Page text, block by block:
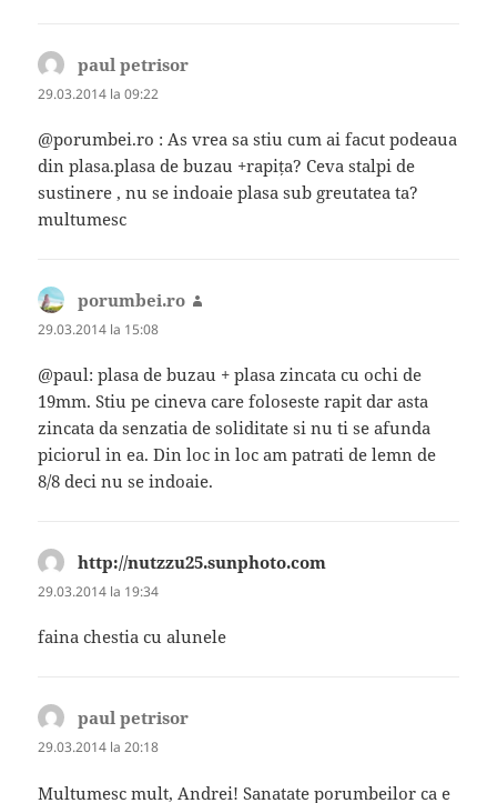
paul petrisor
29.03.2014 la 09:22
@porumbei.ro : As vrea sa stiu cum ai facut podeaua
din plasa.plasa de buzau +rapița? Ceva stalpi de
sustinere , nu se indoaie plasa sub greutatea ta?
multumesc
porumbei.ro
29.03.2014 la 15:08
@paul: plasa de buzau + plasa zincata cu ochi de
19mm. Stiu pe cineva care foloseste rapit dar asta
zincata da senzatia de soliditate si nu ti se afunda
piciorul in ea. Din loc in loc am patrati de lemn de
8/8 deci nu se indoaie.
http://nutzzu25.sunphoto.com
29.03.2014 la 19:34
faina chestia cu alunele
paul petrisor
29.03.2014 la 20:18
Multumesc mult, Andrei! Sanatate porumbeilor ca e